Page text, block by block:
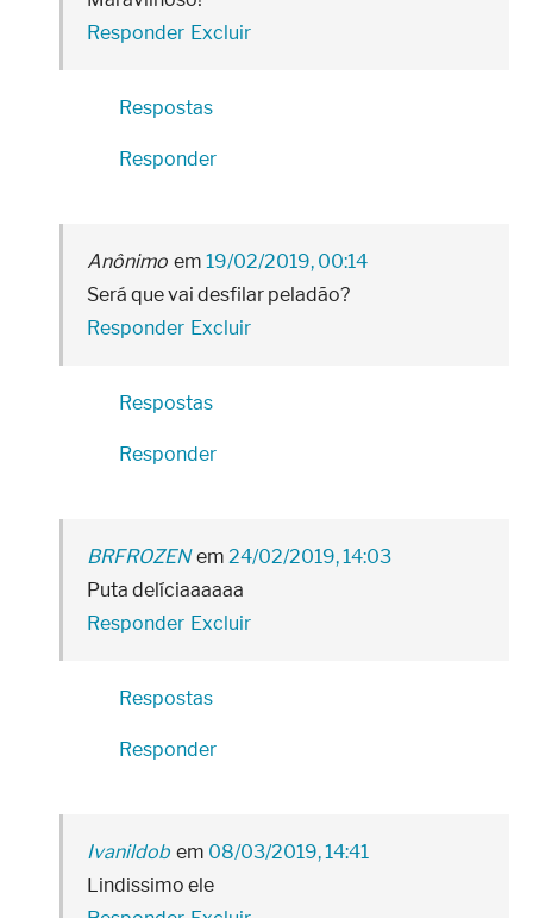
Responder Excluir
Respostas
Responder
Anônimo
19/02/2019, 00:14
Será que vai desfilar peladão?
Responder Excluir
Respostas
Responder
BRFROZEN
24/02/2019, 14:03
Puta delíciaaaaaa
Responder Excluir
Respostas
Responder
Ivanildob
08/03/2019, 14:41
Lindissimo ele